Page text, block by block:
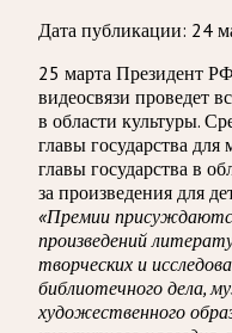
Дата публикации: 24
25 марта Президент
видеосвязи проведет
в области культуры.
главы государства
главы государства в
за произведения для
«Премии
произведений
творческих и
библиотечного дела,
художественного